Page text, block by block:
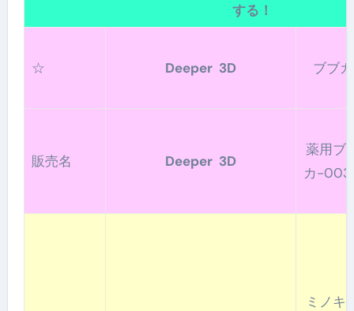
する！
☆ Deeper 3D ブブカ
販売名 Deeper 3D
薬用ブ
カ-
ミノキ